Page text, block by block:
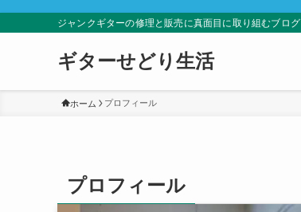
ジャンクギターの修理と販売に真面目に取り組むブログ
ギターせどり生活
ホーム プロフィール
プロフィール